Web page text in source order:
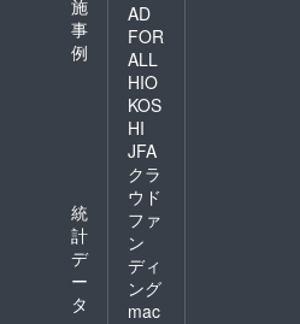
施
事
例
統
計
デ
ー
タ
AD
FOR
ALL
HIO
KOS
HI
JFA
クラ
ウド
ファ
ン
ディ
ング
mac